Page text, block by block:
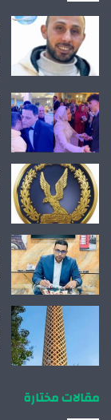
مقالات مختارة